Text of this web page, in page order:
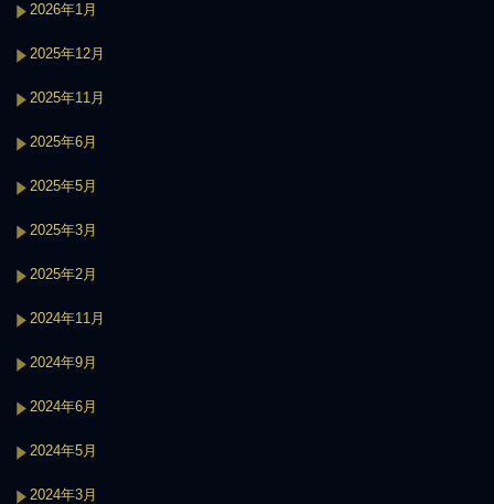
2026年1月
2025年12月
2025年11月
2025年6月
2025年5月
2025年3月
2025年2月
2024年11月
2024年9月
2024年6月
2024年5月
2024年3月